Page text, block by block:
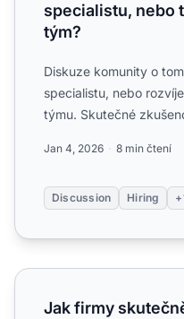
specialistu, nebo
tým?
Diskuze komunity o
specialistu, nebo
týmu. Skutečné
Jan 4, 2026 8 min čtení
Discussion Hiring
Jak firmy skutečně
Jak firmy